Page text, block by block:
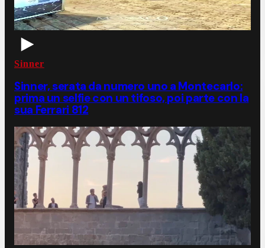
Sinner
Sinner, serata da numero uno a Montecarlo:
prima un selfie con un tifoso, poi parte con la
sua Ferrari 812